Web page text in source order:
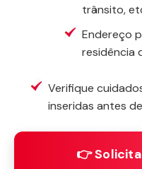
trânsito,
Endereço
residência
Verifique
inseridas antes
👉